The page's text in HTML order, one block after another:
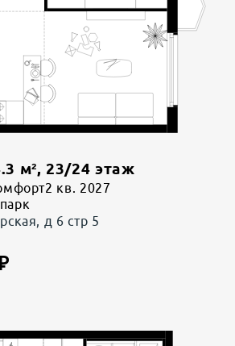
м²,23/24 этаж
2 кв. 2027
д 6 стр 5